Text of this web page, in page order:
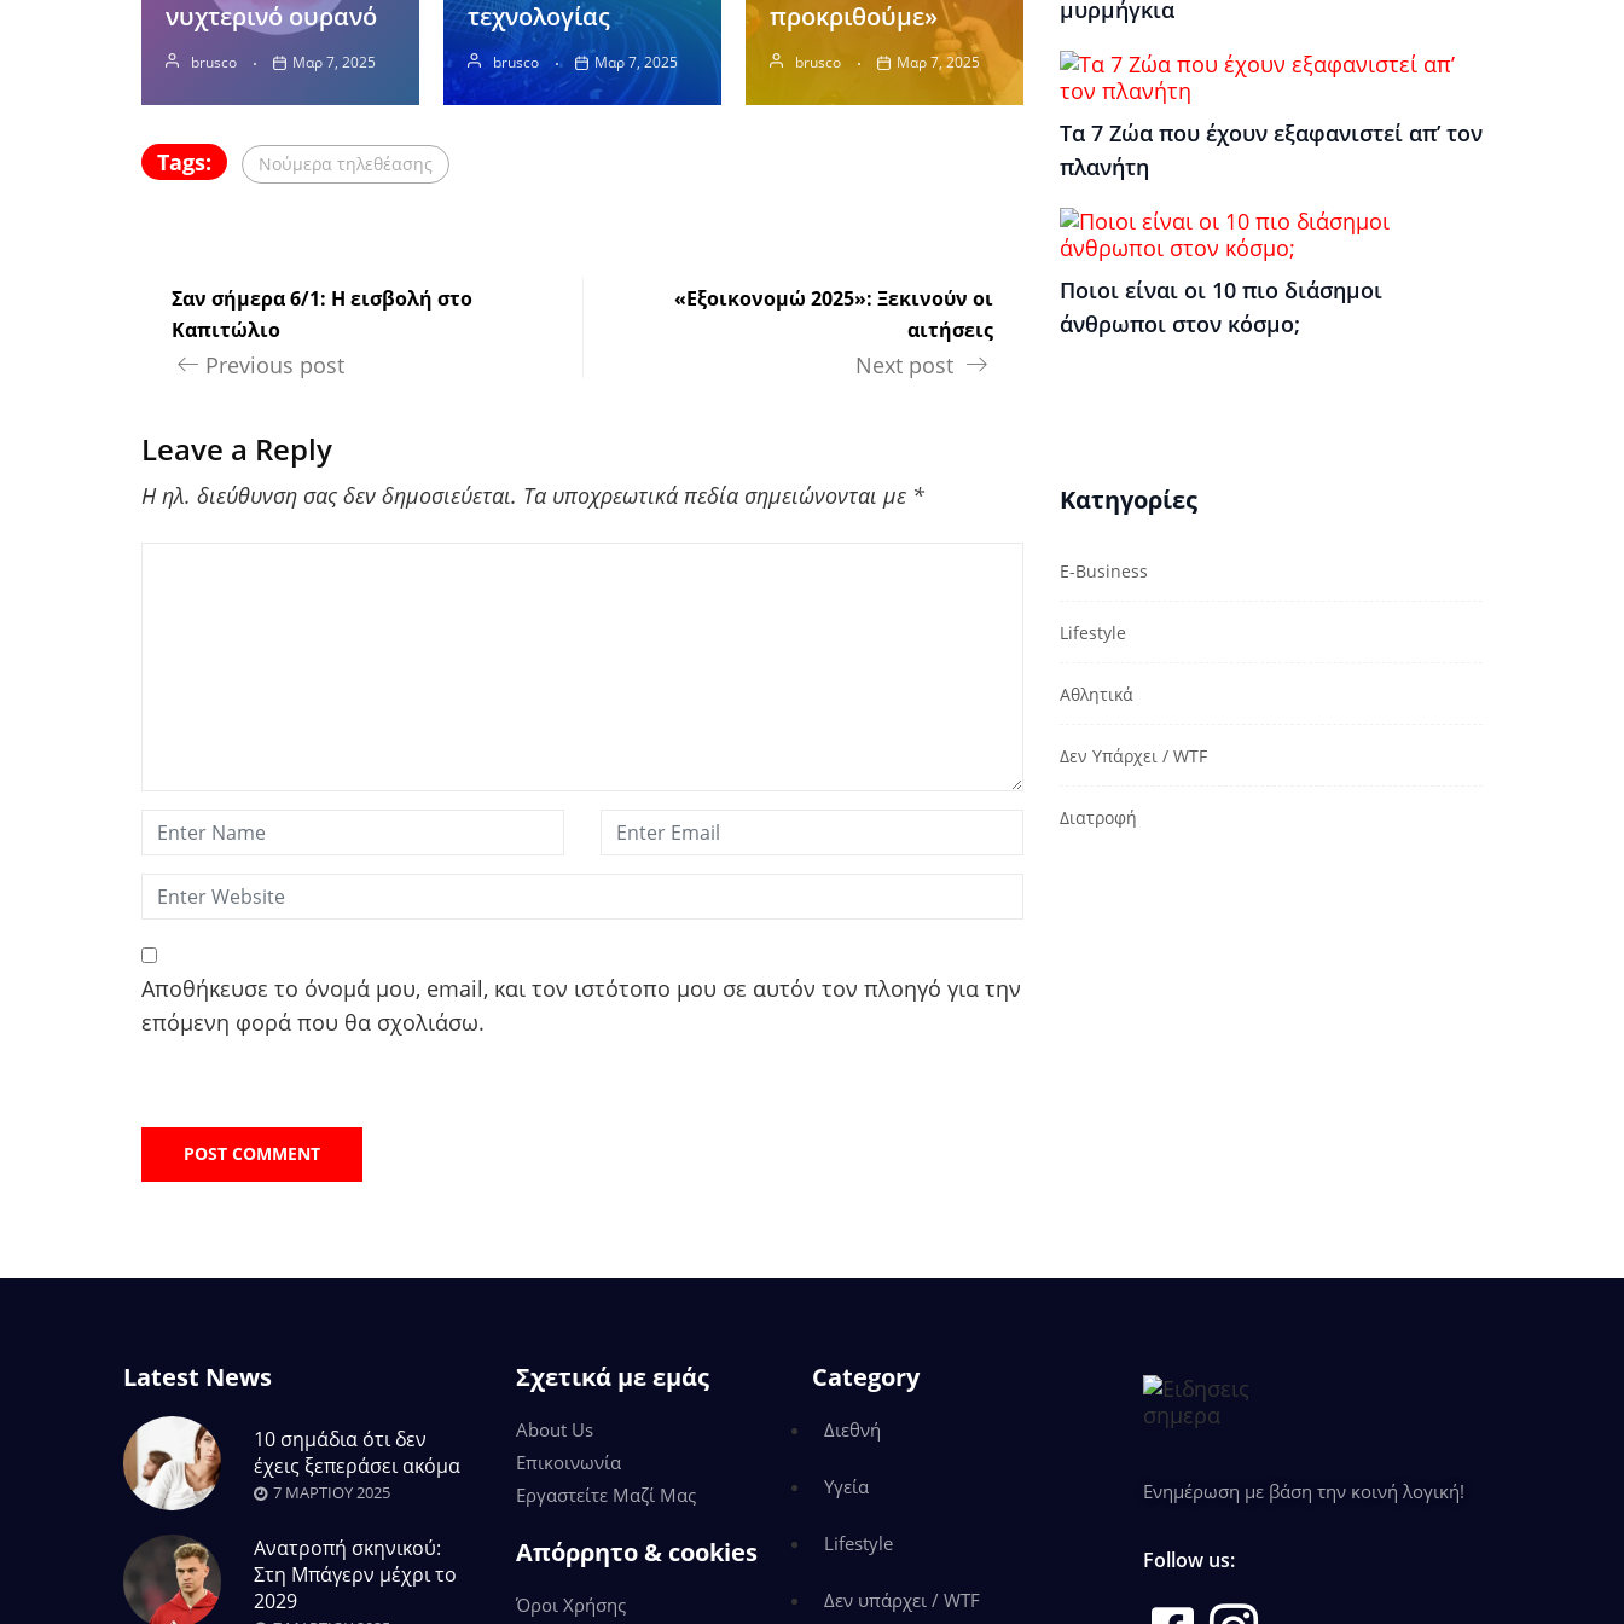
νυχτερινό ουρανό
brusco Μαρ 7, 2025
τεχνολογίας
brusco Μαρ 7, 2025
προκριθούμε»
brusco Μαρ 7, 2025
Tags: Νούμερα τηλεθέασης
Σαν σήμερα 6/1: Η εισβολή στο
Καπιτώλιο
Previous post
«Εξοικονομώ 2025»: Ξεκινούν οι
αιτήσεις
Next post
Leave a Reply
Η ηλ. διεύθυνση σας δεν δημοσιεύεται. Τα υποχρεωτικά πεδία σημειώνονται με *
Αποθήκευσε το όνομά μου, email, και τον ιστότοπο μου σε αυτόν τον πλοηγό για την
επόμενη φορά που θα σχολιάσω.
μυρμήγκια
Τα 7 Ζώα που έχουν εξαφανιστεί απ’ τον
πλανήτη
Ποιοι είναι οι 10 πιο διάσημοι
άνθρωποι στον κόσμο;
Κατηγορίες
E-Business
Lifestyle
Αθλητικά
Δεν Υπάρχει / WTF
Διατροφή
Latest News
10 σημάδια ότι δεν
έχεις ξεπεράσει ακόμα
7 ΜΑΡΤΊΟΥ 2025
Ανατροπή σκηνικού:
Στη Μπάγερν μέχρι το
2029
Σχετικά με εμάς
About Us
Επικοινωνία
Εργαστείτε Μαζί Μας
Απόρρητο & cookies
Όροι Χρήσης
Category
Διεθνή
Υγεία
Lifestyle
Δεν υπάρχει / WTF
Ενημέρωση με βάση την κοινή λογική!
Follow us: